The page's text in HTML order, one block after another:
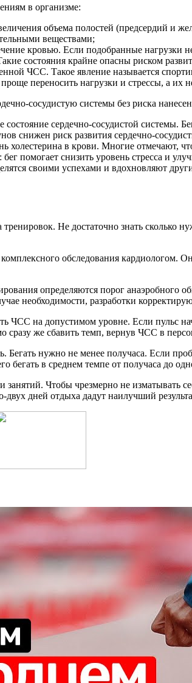
в организме:
объема полостей (предсердий и
веществами;
кровью. Если подобранные нагрузки
состояния крайне опасны риском
ЧСС. Такое явление называется
переносить нагрузки и стрессы, а их
сосудистую системы без риска
сердечно-сосудистой системы.
снижен риск развития сердечно-
холестерина в крови. Многие отмечают,
помогает снизить уровень стресса и
своими успехами и вдохновляют
Не достаточно знать сколько
обследования кардиологом.
определяются порог
необходимости, разработки
ЧСС на допустимом уровне. Если пульс
сразу же сбавить темп, вернув ЧСС в
нужно не менее получаса. Если
в среднем темпе от получаса до
Чтобы чрезмерно не изматывать
дней отдыха дадут наилучший